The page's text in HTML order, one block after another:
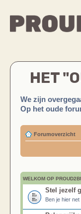
HET
We zijn
Op het oude
Forumoverzicht
WELKOM OP
Stel jezelf
Ben je hier